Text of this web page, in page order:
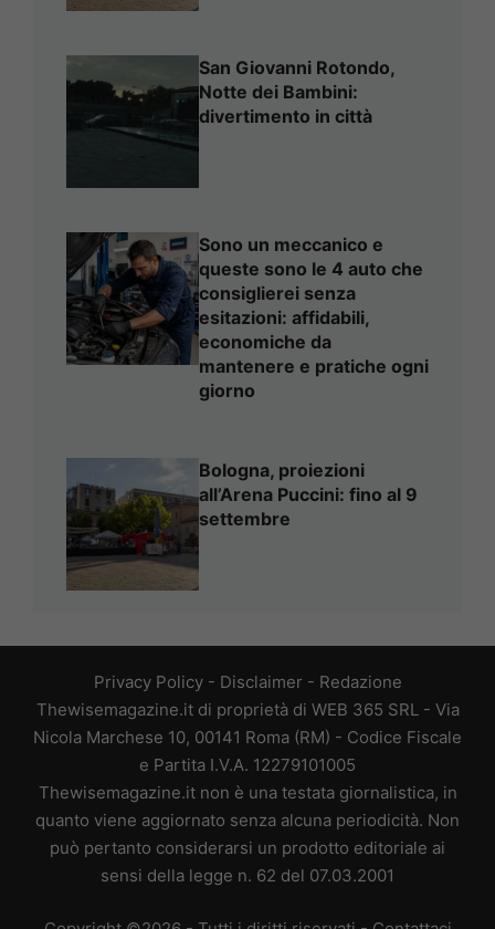
San Giovanni Rotondo,
Notte dei Bambini:
divertimento in città
Sono un meccanico e
queste sono le 4 auto che
consiglierei senza
esitazioni: affidabili,
economiche da
mantenere e pratiche ogni
giorno
Bologna, proiezioni
all’Arena Puccini: fino al 9
settembre
Privacy Policy- Disclaimer - Redazione
Thewisemagazine.it di proprietà di WEB 365 SRL - Via
Nicola Marchese 10, 00141 Roma (RM) - Codice Fiscale
e Partita I.V.A. 12279101005
Thewisemagazine.it non è una testata giornalistica, in
quanto viene aggiornato senza alcuna periodicità. Non
può pertanto considerarsi un prodotto editoriale ai
sensi della legge n. 62 del 07.03.2001